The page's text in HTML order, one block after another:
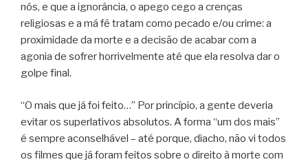
nós, e que a ignorância, o apego cego a crenças
religiosas e a má fé tratam como pecado e/ou crime: a
proximidade da morte e a decisão de acabar com a
agonia de sofrer horrivelmente até que ela resolva dar o
golpe final.
“O mais que já foi feito…” Por princípio, a gente deveria
evitar os superlativos absolutos. A forma “um dos mais”
é sempre aconselhável – até porque, diacho, não vi todos
os filmes que já foram feitos sobre o direito à morte com